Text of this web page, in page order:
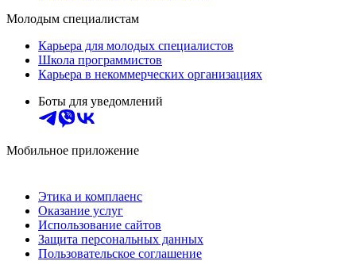
Молодым специалистам
Карьера для молодых специалистов
Школа программистов
Карьера в некоммерческих организациях
Боты для уведомлений
Мобильное приложение
Этика и комплаенс
Оказание услуг
Использование сайтов
Защита персональных данных
Пользовательское соглашение